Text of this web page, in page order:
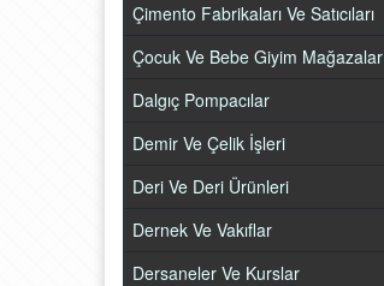
Çimento Fabrikaları Ve Satıcıları
Çocuk Ve Bebe Giyim Mağazalar
Dalgıç Pompacılar
Demir Ve Çelik İşleri
Deri Ve Deri Ürünleri
Dernek Ve Vakıflar
Dersaneler Ve Kurslar